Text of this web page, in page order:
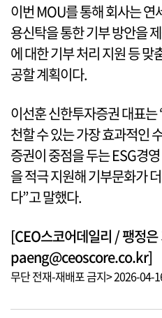
이번 MOU를 통해 회사는
용신탁을 통한 기부 방안을
에 대한 기부 처리 지원 등
공할 계획이다.
이선훈 신한투자증권 대표
천할 수 있는 가장 효과적인
증권이 중점을 두는 ESG경
을 적극 지원해 기부문화가
다”고 말했다.
[CEO스코어데일리 / 팽정
paeng@ceoscore.co.kr]
무단 전재-재배포 금지> 2026-04-